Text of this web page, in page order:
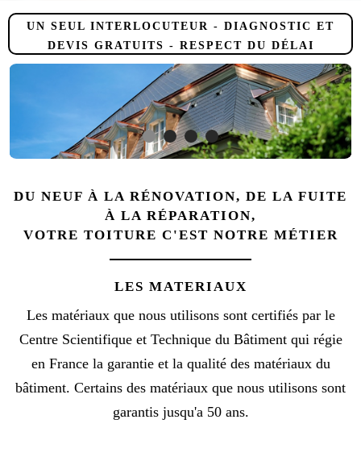
UN SEUL INTERLOCUTEUR - DIAGNOSTIC ET
DEVIS GRATUITS - RESPECT DU DÉLAI
DU NEUF À LA RÉNOVATION, DE LA FUITE
À LA RÉPARATION,
VOTRE TOITURE C'EST NOTRE MÉTIER
LES MATERIAUX
Les matériaux que nous utilisons sont certifiés par le
Centre Scientifique et Technique du Bâtiment qui régie
en France la garantie et la qualité des matériaux du
bâtiment. Certains des matériaux que nous utilisons sont
garantis jusqu'a 50 ans.